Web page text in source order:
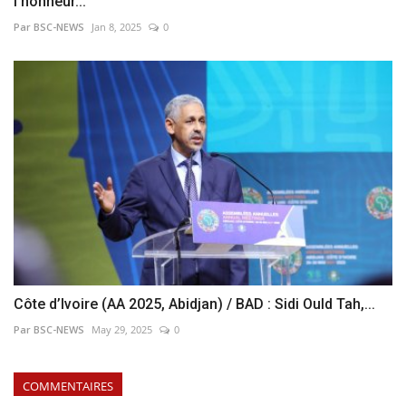
Par BSC-NEWS Jan 8, 2025 0
Côte d’Ivoire (AA 2025, Abidjan) / BAD : Sidi Ould Tah,...
Par BSC-NEWS May 29, 2025 0
COMMENTAIRES